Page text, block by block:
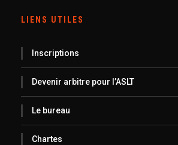
LIENS UTILES
Inscriptions
Devenir arbitre pour l’ASLT
Le bureau
Chartes